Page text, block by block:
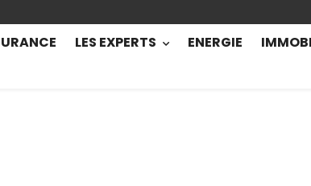
LES EXPERTS ENERGIE